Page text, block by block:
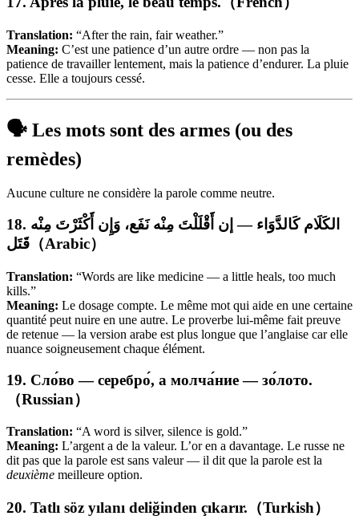
Translation: “After the rain, fair weather.”
Meaning: C’est une patience d’un autre ordre — non pas la
patience de travailler lentement, mais la patience d’endurer. La pluie
cesse. Elle a toujours cessé.
🗣️ Les mots sont des armes (ou des
remèdes)
Aucune culture ne considère la parole comme neutre.
18. الكَلَام كَالدَّوَاء — إن أَقْلَلْتَ مِنْه نَفَع، وَإِن أَكْثَرْتَ مِنْه
قَتَل（Arabic）
Translation: “Words are like medicine — a little heals, too much
kills.”
Meaning: Le dosage compte. Le même mot qui aide en une certaine
quantité peut nuire en une autre. Le proverbe lui-même fait preuve
de retenue — la version arabe est plus longue que l’anglaise car elle
nuance soigneusement chaque élément.
19. Сло́во — серебро́, а молча́ние — зо́лото.
（Russian）
Translation: “A word is silver, silence is gold.”
Meaning: L’argent a de la valeur. L’or en a davantage. Le russe ne
dit pas que la parole est sans valeur — il dit que la parole est la
deuxième meilleure option.
20. Tatlı söz yılanı deliğinden çıkarır.（Turkish）